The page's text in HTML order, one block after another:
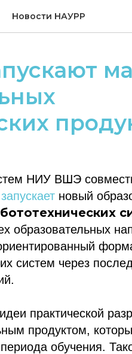
Новости НАУРР
НИУ ВШЭ
запускает новый
образовательных
систем через
практической
продуктом,
обучения.